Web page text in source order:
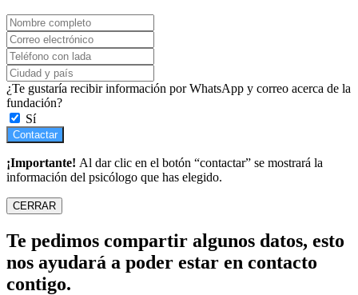
¿Te gustaría recibir información por WhatsApp y correo acerca de la
fundación?
Sí
Contactar
¡Importante! Al dar clic en el botón “contactar” se mostrará la
información del psicólogo que has elegido.
CERRAR
Te pedimos compartir algunos datos, esto
nos ayudará a poder estar en contacto
contigo.